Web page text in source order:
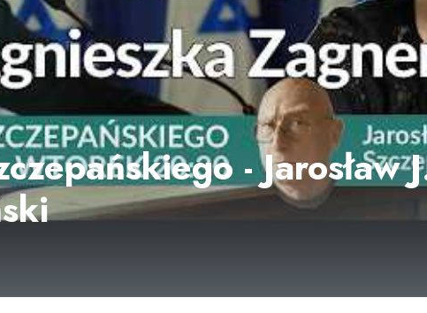
- Jarosław